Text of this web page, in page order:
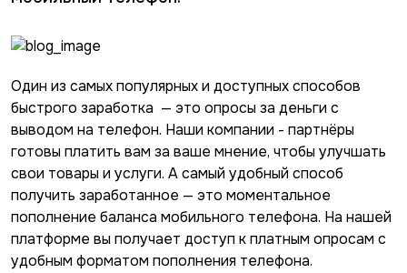
Один из самых популярных и доступных способов
быстрого заработка — это опросы за деньги с
выводом на телефон. Наши компании - партнёры
готовы платить вам за ваше мнение, чтобы улучшать
свои товары и услуги. А самый удобный способ
получить заработанное — это моментальное
пополнение баланса мобильного телефона. На нашей
платформе вы получает доступ к платным опросам с
удобным форматом пополнения телефона.